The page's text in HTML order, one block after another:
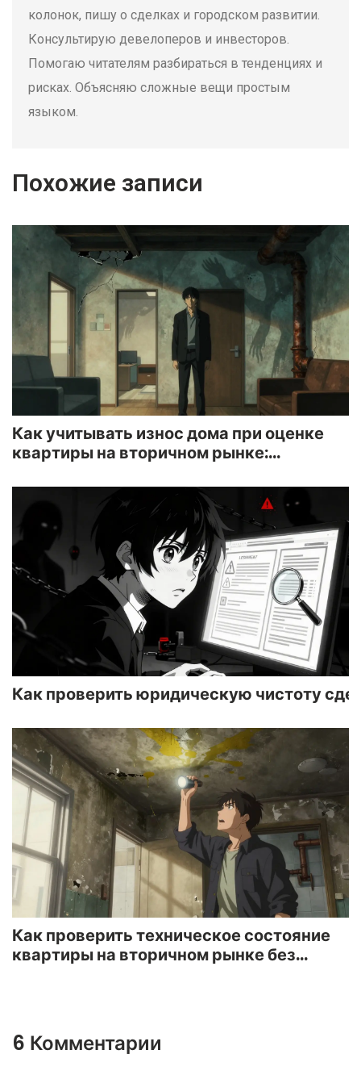
колонок, пишу о сделках и городском развитии.
Консультирую девелоперов и инвесторов.
Помогаю читателям разбираться в тенденциях и
рисках. Объясняю сложные вещи простым
языком.
Похожие записи
Как учитывать износ дома при оценке
квартиры на вторичном рынке:
Как проверить юридическую чистоту
Как проверить техническое состояние
квартиры на вторичном рынке без
6 Комментарии